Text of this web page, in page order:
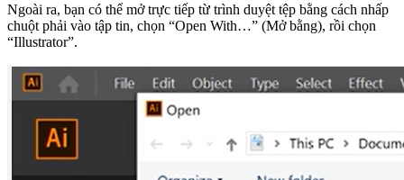
Ngoài ra, bạn có thể mở trực tiếp từ trình duyệt tệp bằng cách nhấp
chuột phải vào tập tin, chọn “Open With…” (Mở bằng), rồi chọn
“Illustrator”.